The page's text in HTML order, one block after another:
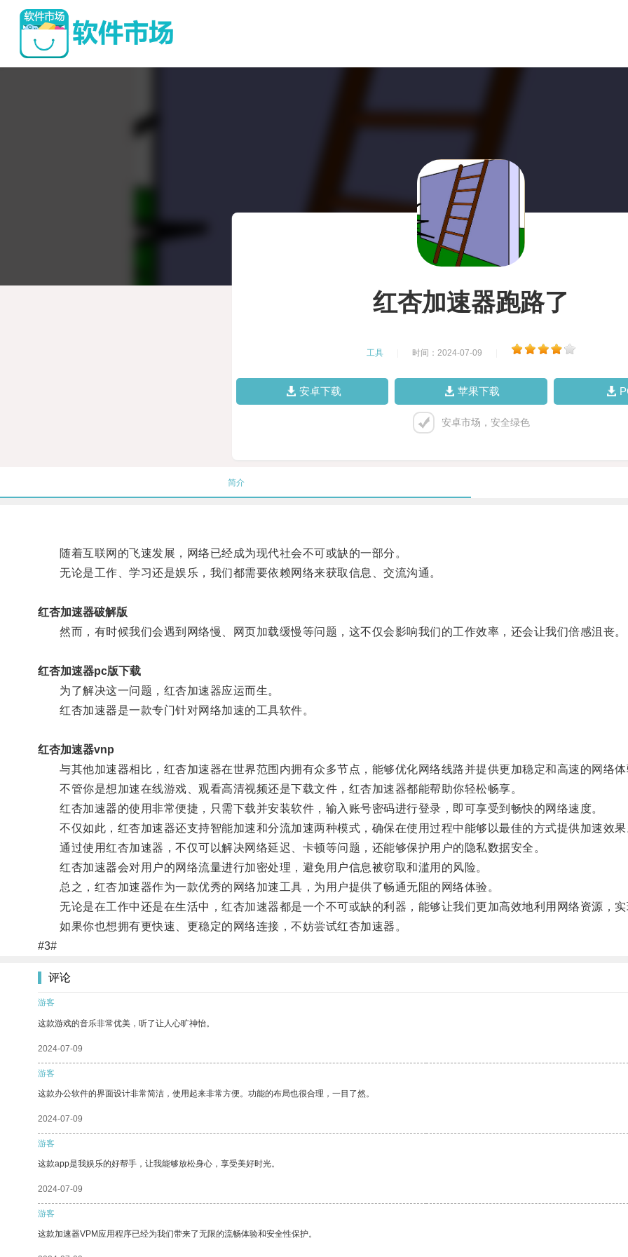
红杏加速器跑路了
工具 时间：2024-07-09
安卓下载 苹果下载
安卓市场，安全绿色
简介
随着互联网的飞速发展，网络已经成为现代社会不可或缺的一部分。
无论是工作、学习还是娱乐，我们都需要依赖网络来获取信息、交流沟通。
红杏加速器破解版
然而，有时候我们会遇到网络慢、网页加载缓慢等问题，这不仅会影响我们的工作效率，还会让我们倍感沮丧。
红杏加速器pc版下载
为了解决这一问题，红杏加速器应运而生。
红杏加速器是一款专门针对网络加速的工具软件。
红杏加速器vnp
与其他加速器相比，红杏加速器在世界范围内拥有众多节点，能够优化网络线路并提供更加稳定和高速的网络体
不管你是想加速在线游戏、观看高清视频还是下载文件，红杏加速器都能帮助你轻松畅享。
红杏加速器的使用非常便捷，只需下载并安装软件，输入账号密码进行登录，即可享受到畅快的网络速度。
不仅如此，红杏加速器还支持智能加速和分流加速两种模式，确保在使用过程中能够以最佳的方式提供加速效果
通过使用红杏加速器，不仅可以解决网络延迟、卡顿等问题，还能够保护用户的隐私数据安全。
红杏加速器会对用户的网络流量进行加密处理，避免用户信息被窃取和滥用的风险。
总之，红杏加速器作为一款优秀的网络加速工具，为用户提供了畅通无阻的网络体验。
无论是在工作中还是在生活中，红杏加速器都是一个不可或缺的利器，能够让我们更加高效地利用网络资源，实
如果你也想拥有更快速、更稳定的网络连接，不妨尝试红杏加速器。
#3#
评论
游客
这款游戏的音乐非常优美，听了让人心旷神怡。
2024-07-09
游客
这款办公软件的界面设计非常简洁，使用起来非常方便。功能的布局也很合理，一目了然。
2024-07-09
游客
这款app是我娱乐的好帮手，让我能够放松身心，享受美好时光。
2024-07-09
游客
这款加速器VPM应用程序已经为我们带来了无限的流畅体验和安全性保护。